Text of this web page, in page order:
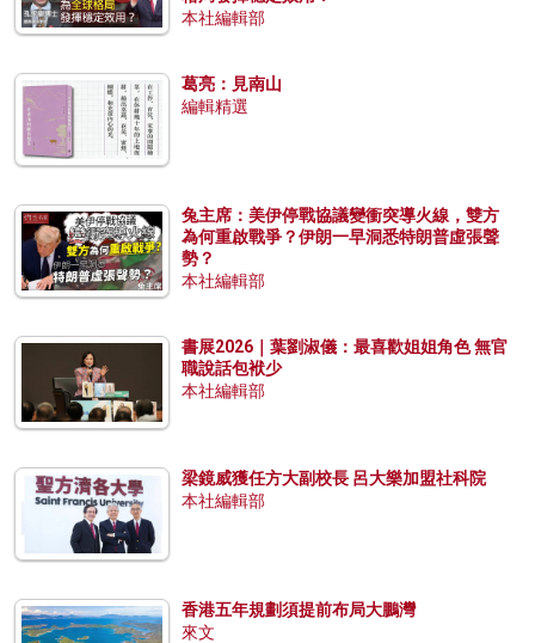
本社編輯部
葛亮：見南山
編輯精選
兔主席：美伊停戰協議變衝突導火線，雙方
為何重啟戰爭？伊朗一早洞悉特朗普虛張聲
勢？
本社編輯部
書展2026｜葉劉淑儀：最喜歡姐姐角色 無官
職說話包袱少
本社編輯部
梁鏡威獲任方大副校長 呂大樂加盟社科院
本社編輯部
香港五年規劃須提前布局大鵬灣
來文